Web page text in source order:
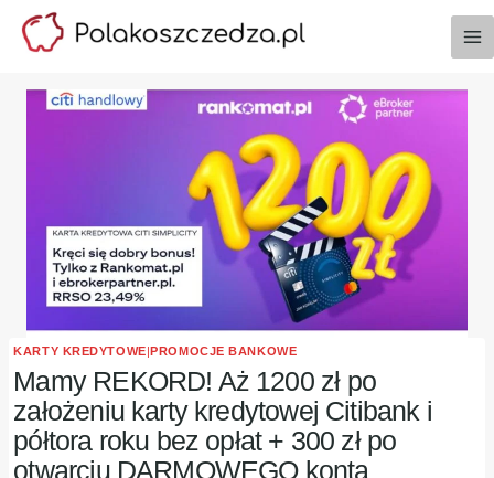
Przejdź
KARTY KREDYTOWE|PROMOCJE BANKOWE
Mamy REKORD! Aż 1200 zł po
założeniu karty kredytowej Citibank i
półtora roku bez opłat + 300 zł po
otwarciu DARMOWEGO konta